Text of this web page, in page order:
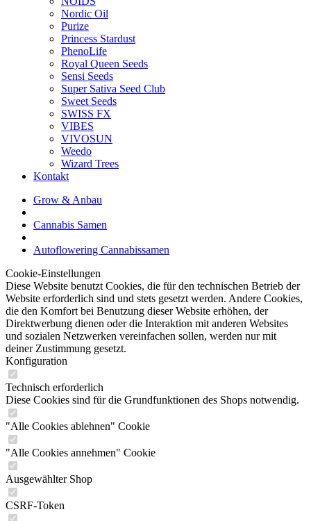
Nordic Oil
Purize
Princess Stardust
PhenoLife
Royal Queen Seeds
Sensi Seeds
Super Sativa Seed Club
Sweet Seeds
SWISS FX
VIBES
VIVOSUN
Weedo
Wizard Trees
Kontakt
Grow & Anbau
Cannabis Samen
Autoflowering Cannabissamen
Cookie-Einstellungen
Diese Website benutzt Cookies, die für den technischen Betrieb der
Website erforderlich sind und stets gesetzt werden. Andere Cookies,
die den Komfort bei Benutzung dieser Website erhöhen, der
Direktwerbung dienen oder die Interaktion mit anderen Websites
und sozialen Netzwerken vereinfachen sollen, werden nur mit
deiner Zustimmung gesetzt.
Konfiguration
Technisch erforderlich
Diese Cookies sind für die Grundfunktionen des Shops notwendig.
"Alle Cookies ablehnen" Cookie
"Alle Cookies annehmen" Cookie
Ausgewählter Shop
CSRF-Token